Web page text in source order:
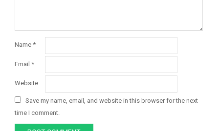
Name *
Email *
Website
Save my name, email, and website in this browser for the next
time I comment.